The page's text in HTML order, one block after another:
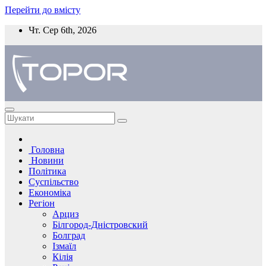
Перейти до вмісту
Чт. Сер 6th, 2026
Головна
Новини
Політика
Суспільство
Економіка
Регіон
Арциз
Білгород-Дністровский
Болград
Ізмаїл
Кілія